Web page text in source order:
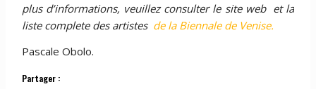
plus d’informations, veuillez consulter le site web et la
liste complete des artistes de la Biennale de Venise.
Pascale Obolo.
Partager :